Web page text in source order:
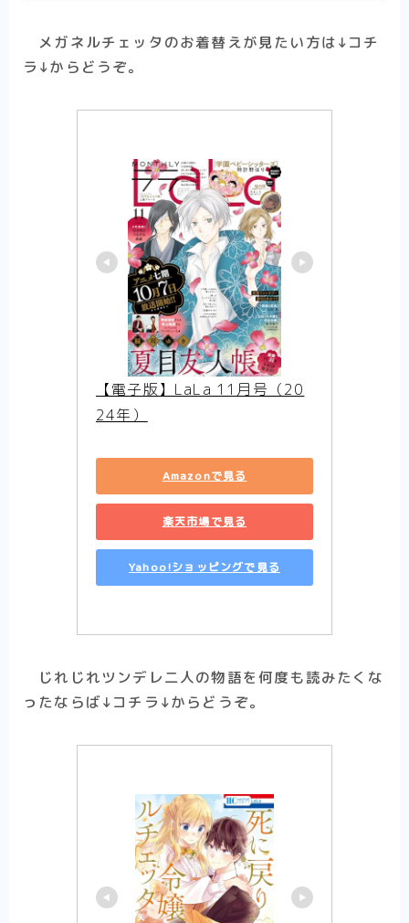
メガネルチェッタのお着替えが見たい方は↓コチ
ラ↓からどうぞ。
【電子版】LaLa 11月号（20
24年）
Amazonで見る
楽天市場で見る
Yahoo!ショッピングで見る
じれじれツンデレ二人の物語を何度も読みたくな
ったならば↓コチラ↓からどうぞ。